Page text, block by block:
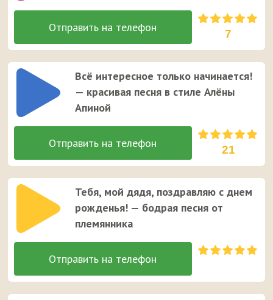
7
Всё интересное только начинается!
— красивая песня в стиле Алёны
Апиной
21
Тебя, мой дядя, поздравляю с днем
рожденья! — бодрая песня от
племянника